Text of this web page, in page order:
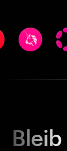
Bleib